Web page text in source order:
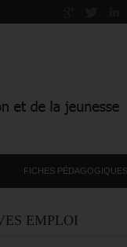
FICHES PÉDAGOGIQUES
EMPLOI